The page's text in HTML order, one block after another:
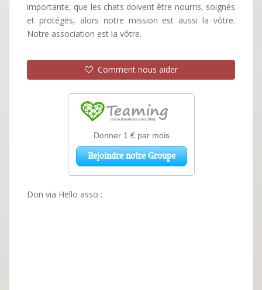
importante, que les chats doivent être nourris, soignés
et protégés, alors notre mission est aussi la vôtre.
Notre association est la vôtre.
Comment nous aider
Don via Hello asso :